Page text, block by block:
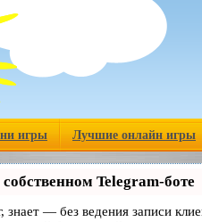
игры Лучшие онлайн игры
Telegram-боте
знает — без ведения записи